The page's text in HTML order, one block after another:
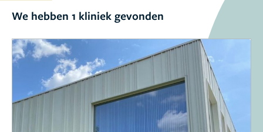
We hebben 1 kliniek gevonden